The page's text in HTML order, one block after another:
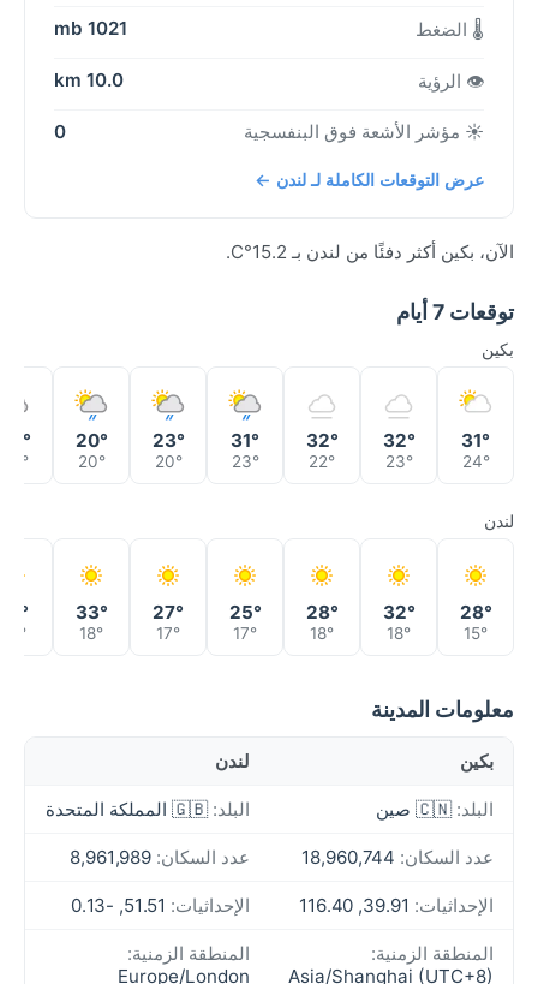
🌡️ الضغط 1021 mb
👁️ الرؤية 10.0 km
☀️ مؤشر الأشعة فوق البنفسجية 0
عرض التوقعات الكاملة لـ لندن ←
الآن، بكين أكثر دفئًا من لندن بـ 15.2°C.
توقعات 7 أيام
بكين
31°
24°
32°
23°
32°
22°
31°
23°
23°
20°
20°
20°
20°
لندن
28°
15°
32°
18°
28°
18°
25°
17°
27°
17°
33°
18°
31°
21°
معلومات المدينة
بكين لندن
البلد: 🇨🇳 صين البلد: 🇬🇧 المملكة المتحدة
عدد السكان: عدد السكان:
الإحداثيات: الإحداثيات:
المنطقة الزمنية:
Asia/Shanghai (UTC+8)
المنطقة الزمنية:
Europe/London